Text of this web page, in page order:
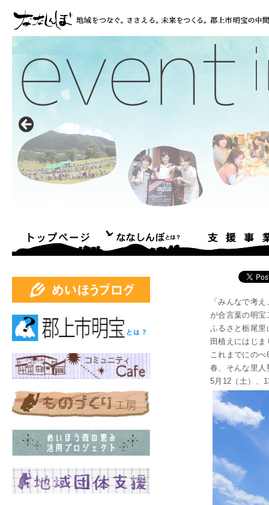
「みんなで考
が合言葉の明
ふるさと栃尾里
田植えにはじ
これまでにの
春、そんな里人
5月12（土）、